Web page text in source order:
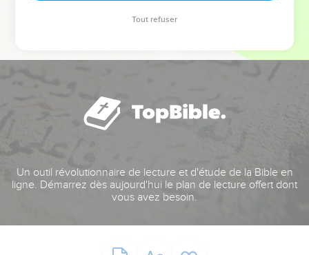
Un outil révolutionnaire de lecture et d'étude de la Bible en
ligne. Démarrez dès aujourd'hui le plan de lecture offert dont
vous avez besoin.
Tout refuser